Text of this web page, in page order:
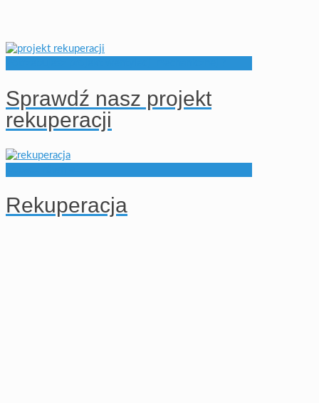
Sprawdź nasz projekt
rekuperacji
Rekuperacja